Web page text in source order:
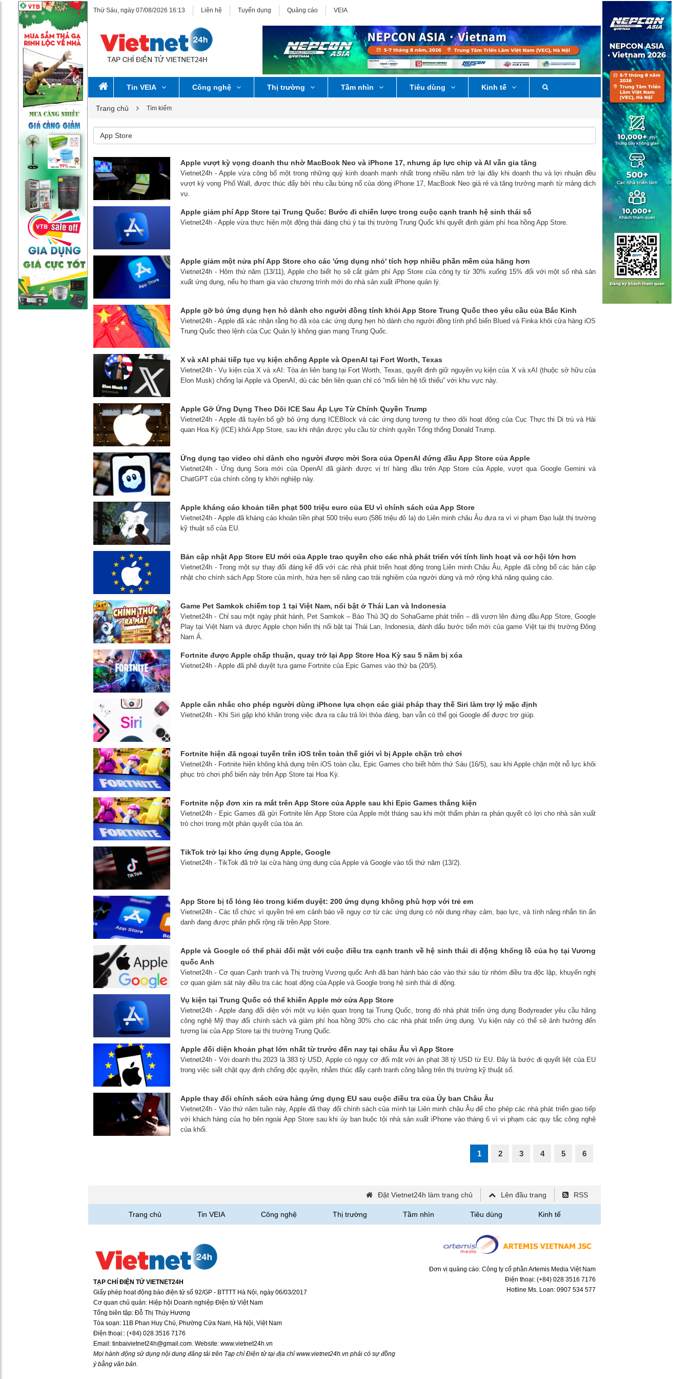
Thứ Sáu, ngày 07/08/2026 16:13 Liên hệ Tuyển dụng Quảng cáo VEIA
Tin VEIA Công nghệ Thị trường Tầm nhìn Tiêu dùng Kinh tế
Trang chủ Tìm kiếm
Apple vượt kỳ vọng doanh thu nhờ MacBook Neo và iPhone 17, nhưng áp lực chip và AI vẫn gia tăng
Vietnet24h - Apple vừa công bố một trong những quý kinh doanh mạnh nhất trong nhiều năm trở lại đây khi doanh thu và lợi nhuận đều
vượt kỳ vọng Phố Wall, được thúc đẩy bởi nhu cầu bùng nổ của dòng iPhone 17, MacBook Neo giá rẻ và tăng trưởng mạnh từ mảng dịch
vụ.
Apple giảm phí App Store tại Trung Quốc: Bước đi chiến lược trong cuộc cạnh tranh hệ sinh thái số
Vietnet24h - Apple vừa thực hiện một động thái đáng chú ý tại thị trường Trung Quốc khi quyết định giảm phí hoa hồng App Store.
Apple giảm một nửa phí App Store cho các 'ứng dụng nhỏ' tích hợp nhiều phần mềm của hãng hơn
Vietnet24h - Hôm thứ năm (13/11), Apple cho biết họ sẽ cắt giảm phí App Store của công ty từ 30% xuống 15% đối với một số nhà sản
xuất ứng dụng, nếu họ tham gia vào chương trình mới do nhà sản xuất iPhone quản lý.
Apple gỡ bỏ ứng dụng hẹn hò dành cho người đồng tính khỏi App Store Trung Quốc theo yêu cầu của Bắc Kinh
Vietnet24h - Apple đã xác nhận rằng họ đã xóa các ứng dụng hẹn hò dành cho người đồng tính phổ biến Blued và Finka khỏi cửa hàng iOS
Trung Quốc theo lệnh của Cục Quản lý không gian mạng Trung Quốc.
X và xAI phải tiếp tục vụ kiện chống Apple và OpenAI tại Fort Worth, Texas
Vietnet24h - Vụ kiện của X và xAI: Tòa án liên bang tại Fort Worth, Texas, quyết định giữ nguyên vụ kiện của X và xAI (thuộc sở hữu của
Elon Musk) chống lại Apple và OpenAI, dù các bên liên quan chỉ có “mối liên hệ tối thiểu” với khu vực này.
Apple Gỡ Ứng Dụng Theo Dõi ICE Sau Áp Lực Từ Chính Quyền Trump
Vietnet24h - Apple đã tuyên bố gỡ bỏ ứng dụng ICEBlock và các ứng dụng tương tự theo dõi hoạt động của Cục Thực thi Di trú và Hải
quan Hoa Kỳ (ICE) khỏi App Store, sau khi nhận được yêu cầu từ chính quyền Tổng thống Donald Trump.
Ứng dụng tạo video chỉ dành cho người được mời Sora của OpenAI đứng đầu App Store của Apple
Vietnet24h - Ứng dụng Sora mới của OpenAI đã giành được vị trí hàng đầu trên App Store của Apple, vượt qua Google Gemini và
ChatGPT của chính công ty khởi nghiệp này.
Apple kháng cáo khoản tiền phạt 500 triệu euro của EU vì chính sách của App Store
Vietnet24h - Apple đã kháng cáo khoản tiền phạt 500 triệu euro (586 triệu đô la) do Liên minh châu Âu đưa ra vì vi phạm Đạo luật thị trường
kỹ thuật số của EU.
Bản cập nhật App Store EU mới của Apple trao quyền cho các nhà phát triển với tính linh hoạt và cơ hội lớn hơn
Vietnet24h - Trong một sự thay đổi đáng kể đối với các nhà phát triển hoạt động trong Liên minh Châu Âu, Apple đã công bố các bản cập
nhật cho chính sách App Store của mình, hứa hẹn sẽ nâng cao trải nghiệm của người dùng và mở rộng khả năng quảng cáo.
Game Pet Samkok chiếm top 1 tại Việt Nam, nổi bật ở Thái Lan và Indonesia
Vietnet24h - Chỉ sau một ngày phát hành, Pet Samkok – Báo Thủ 3Q do SohaGame phát triển – đã vươn lên đứng đầu App Store, Google
Play tại Việt Nam và được Apple chọn hiển thị nổi bật tại Thái Lan, Indonesia, đánh dấu bước tiến mới của game Việt tại thị trường Đông
Nam Á.
Fortnite được Apple chấp thuận, quay trở lại App Store Hoa Kỳ sau 5 năm bị xóa
Vietnet24h - Apple đã phê duyệt tựa game Fortnite của Epic Games vào thứ ba (20/5).
Apple cân nhắc cho phép người dùng iPhone lựa chọn các giải pháp thay thế Siri làm trợ lý mặc định
Vietnet24h - Khi Siri gặp khó khăn trong việc đưa ra câu trả lời thỏa đáng, bạn vẫn có thể gọi Google để được trợ giúp.
Fortnite hiện đã ngoại tuyến trên iOS trên toàn thế giới vì bị Apple chặn trò chơi
Vietnet24h - Fortnite hiện không khả dụng trên iOS toàn cầu, Epic Games cho biết hôm thứ Sáu (16/5), sau khi Apple chặn một nỗ lực khôi
phục trò chơi phổ biến này trên App Store tại Hoa Kỳ.
Fortnite nộp đơn xin ra mắt trên App Store của Apple sau khi Epic Games thắng kiện
Vietnet24h - Epic Games đã gửi Fortnite lên App Store của Apple một tháng sau khi một thẩm phán ra phán quyết có lợi cho nhà sản xuất
trò chơi trong một phán quyết của tòa án.
TikTok trở lại kho ứng dụng Apple, Google
Vietnet24h - TikTok đã trở lại cửa hàng ứng dụng của Apple và Google vào tối thứ năm (13/2).
App Store bị tố lỏng lẻo trong kiểm duyệt: 200 ứng dụng không phù hợp với trẻ em
Vietnet24h - Các tổ chức vì quyền trẻ em cảnh báo về nguy cơ từ các ứng dụng có nội dung nhạy cảm, bạo lực, và tính năng nhắn tin ẩn
danh đang được phân phối rộng rãi trên App Store.
Apple và Google có thể phải đối mặt với cuộc điều tra cạnh tranh về hệ sinh thái di động khổng lồ của họ tại Vương
quốc Anh
Vietnet24h - Cơ quan Cạnh tranh và Thị trường Vương quốc Anh đã ban hành báo cáo vào thứ sáu từ nhóm điều tra độc lập, khuyến nghị
cơ quan giám sát này điều tra các hoạt động của Apple và Google trong hệ sinh thái di động.
Vụ kiện tại Trung Quốc có thể khiến Apple mở cửa App Store
Vietnet24h - Apple đang đối diện với một vụ kiện quan trọng tại Trung Quốc, trong đó nhà phát triển ứng dụng Bodyreader yêu cầu hãng
công nghệ Mỹ thay đổi chính sách và giảm phí hoa hồng 30% cho các nhà phát triển ứng dụng. Vụ kiện này có thể sẽ ảnh hưởng đến
tương lai của App Store tại thị trường Trung Quốc.
Apple đối diện khoản phạt lớn nhất từ trước đến nay tại châu Âu vì App Store
Vietnet24h - Với doanh thu 2023 là 383 tỷ USD, Apple có nguy cơ đối mặt với án phạt 38 tỷ USD từ EU. Đây là bước đi quyết liệt của EU
trong việc siết chặt quy định chống độc quyền, nhằm thúc đẩy cạnh tranh công bằng trên thị trường kỹ thuật số.
Apple thay đổi chính sách cửa hàng ứng dụng EU sau cuộc điều tra của Ủy ban Châu Âu
Vietnet24h - Vào thứ năm tuần này, Apple đã thay đổi chính sách của mình tại Liên minh châu Âu để cho phép các nhà phát triển giao tiếp
với khách hàng của họ bên ngoài App Store sau khi ủy ban buộc tội nhà sản xuất iPhone vào tháng 6 vì vi phạm các quy tắc công nghệ
của khối.
1 2 3 4 5 6
Đặt Vietnet24h làm trang chủ Lên đầu trang RSS
Trang chủ Tin VEIA Công nghệ Thị trường Tầm nhìn Tiêu dùng Kinh tế
TẠP CHÍ ĐIỆN TỬ VIETNET24H
Giấy phép hoạt động báo điện tử số 92/GP - BTTTT Hà Nội, ngày 06/03/2017
Cơ quan chủ quản: Hiệp hội Doanh nghiệp Điện tử Việt Nam
Tổng biên tập: Đỗ Thị Thúy Hương
Tòa soạn: 11B Phan Huy Chú, Phường Cửa Nam, Hà Nội, Việt Nam
Điện thoại:: (+84) 028 3516 7176
Email: tinbaivietnet24h@gmail.com. Website: www.vietnet24h.vn
Mọi hành động sử dụng nội dung đăng tải trên Tạp chí Điện tử tại địa chỉ www.vietnet24h.vn phải có sự đồng
ý bằng văn bản.
Đơn vị quảng cáo: Công ty cổ phần Artemis Media Việt Nam
Điện thoại: (+84) 028 3516 7176
Hotline Ms. Loan: 0907 534 577